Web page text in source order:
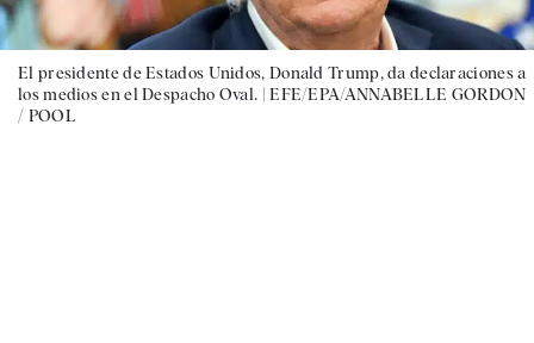
El presidente de Estados Unidos, Donald Trump, da declaraciones a
los medios en el Despacho Oval. |EFE/EPA/ANNABELLE GORDON
/ POOL